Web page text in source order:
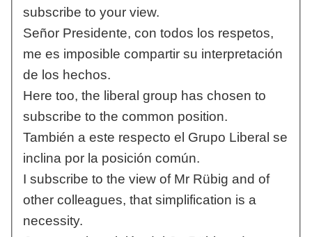
subscribe to your view.
Señor Presidente, con todos los respetos,
me es imposible compartir su interpretación
de los hechos.
Here too, the liberal group has chosen to
subscribe to the common position.
También a este respecto el Grupo Liberal se
inclina por la posición común.
I subscribe to the view of Mr Rübig and of
other colleagues, that simplification is a
necessity.